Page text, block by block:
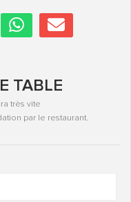
TABLE
très vite
par le restaurant.